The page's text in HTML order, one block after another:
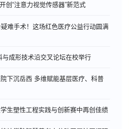
创“注意力视觉传感器”新范式
难手术！这场红色医疗公益行动圆满
与成形技术沿交叉论坛在校举行
院下沉岳西 多维赋能基层医疗、科普
生塑性工程实践与创新赛中再创佳绩